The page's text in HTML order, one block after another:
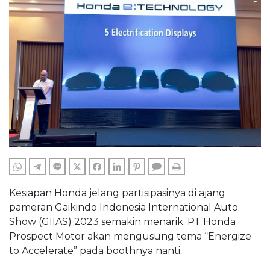
WHATSAPPTELEGRAM
LINE TWITTERFACEBOOKLINKEDINPINTERESTCOMMENTS
Kesiapan Honda jelang partisipasinya di ajang
pameran Gaikindo Indonesia International Auto
Show (GIIAS) 2023 semakin menarik. PT Honda
Prospect Motor akan mengusung tema “Energize
to Accelerate” pada boothnya nanti.